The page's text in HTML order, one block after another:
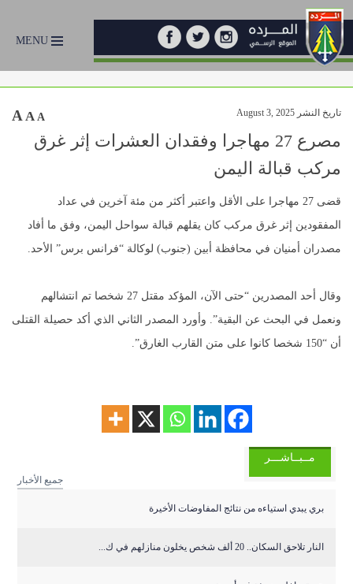
MENU
تاريخ النشر August 3, 2025 A A A
مصرع 27 مهاجرا وفقدان العشرات إثر غرق
مركب قبالة اليمن
قضى 27 مهاجرا على الأقل واعتبر أكثر من مئة آخرين في عداد
المفقودين إثر غرق مركب كان يقلهم قبالة سواحل اليمن، وفق ما أفاد
مصدران أمنيان في محافظة أبين (جنوب) لوكالة “فرانس برس” الأحد.
وقال أحد المصدرين “حتى الآن، المؤكد مقتل 27 شخصا تم انتشالهم
ونعمل في البحث عن البقية”. وأورد المصدر الثاني الذي أكد حصيلة القتلى
أن “150 شخصا كانوا على متن القارب الغارق”.
مــبــاشـــر
جميع الأخبار
بري يبدي استياءه من نتائج المفاوضات الأخيرة
النار تلاحق السكان.. 20 ألف شخص يخلون منازلهم في ك...